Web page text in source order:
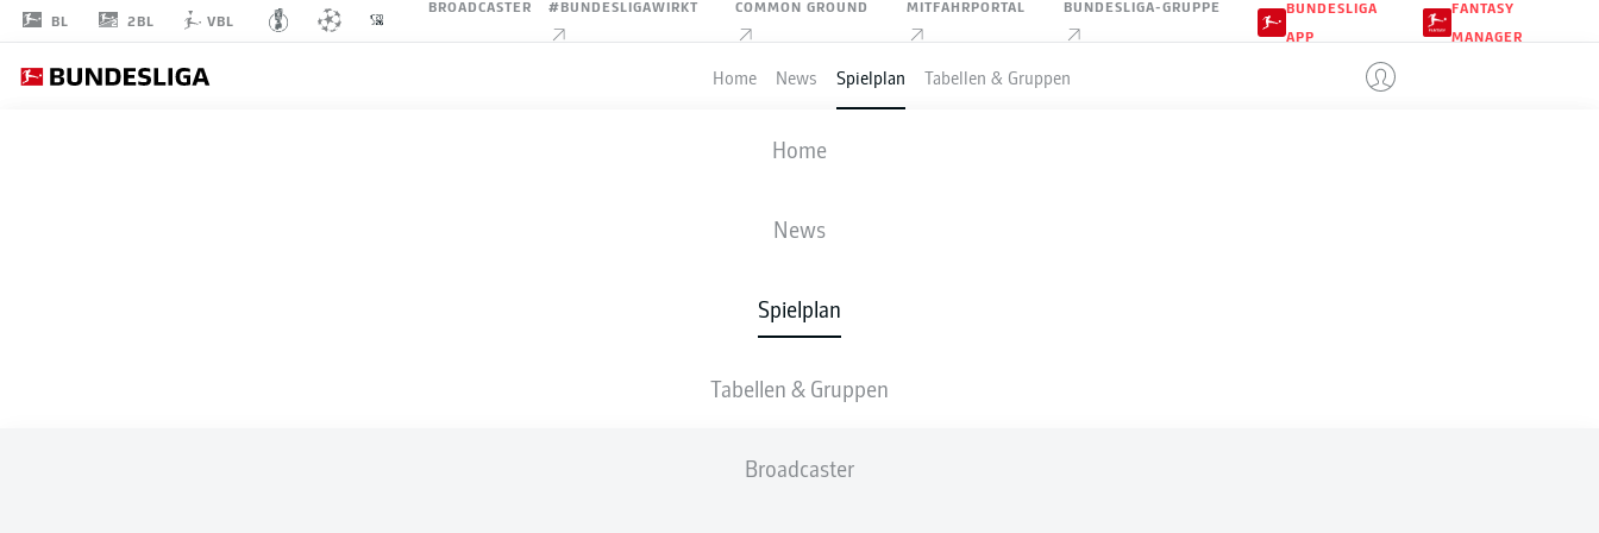
BL 2BL VBL
BROADCASTER #BUNDESLIGAWIRKT COMMON GROUND MITFAHRPORTAL BUNDESLIGA-GRUPPE
BUNDESLIGA
APP
FANTASY
MANAGER
Home News Spielplan Tabellen & Gruppen
Home
News
Spielplan
Tabellen & Gruppen
Broadcaster
FIFA WELTMEISTERSCHAFT
1
AUFSTELLUNGEN STATISTIKEN